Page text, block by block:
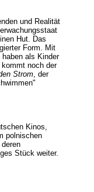
und Realität
Hut. Das
Form. Mit
als Kinder
noch der
Strom, der
Kinos,
polnischen
Stück weiter.